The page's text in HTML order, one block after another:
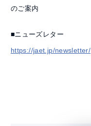
のご案内
■ニューズレター
https://jaet.jp/newsletter/